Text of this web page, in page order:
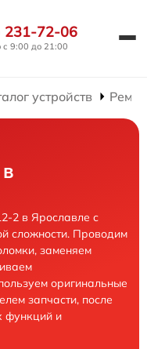
231-72-06
с 9:00 до 21:00
устройств
2 в Ярославле с
сложности. Проводим
заменяем
оригинальные
запчасти, после
функций и